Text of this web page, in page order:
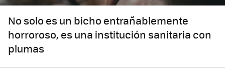
No solo es un bicho entrañablemente
horroroso, es una institución sanitaria con
plumas